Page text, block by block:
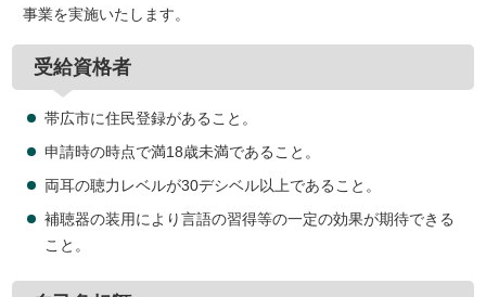
事業を実施いたします。
受給資格者
帯広市に住民登録があること。
申請時の時点で満18歳未満であること。
両耳の聴力レベルが30デシベル以上であること。
補聴器の装用により言語の習得等の一定の効果が期待できる
こと。